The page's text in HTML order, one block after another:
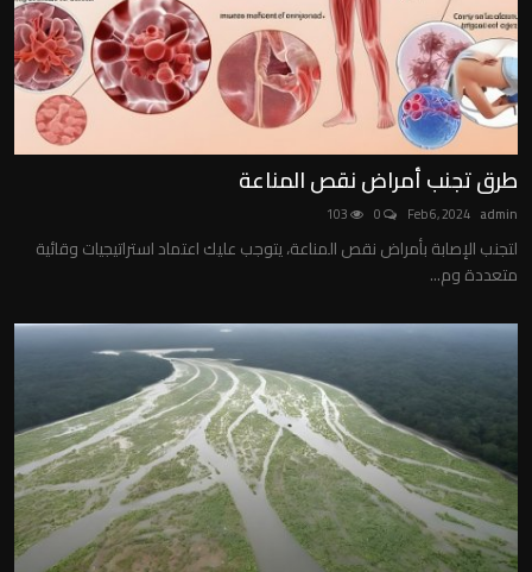
طرق تجنب أمراض نقص المناعة
admin
Feb 6, 2024
لتجنب الإصابة بأمراض نقص المناعة، يتوجب عليك اعتماد استراتيجيات وقائية
متعددة وم...